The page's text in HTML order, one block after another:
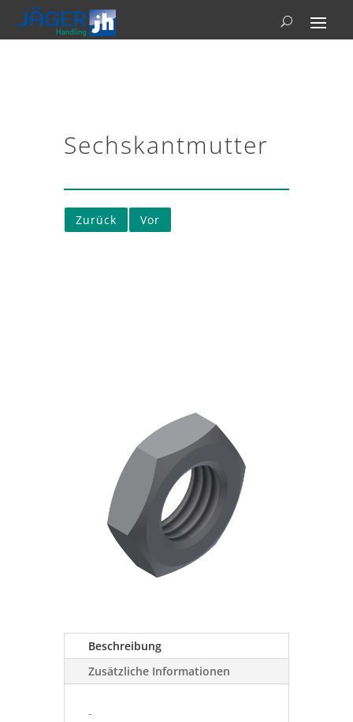
Sechskantmutter
Zurück Vor
Beschreibung
Zusätzliche Informationen
-